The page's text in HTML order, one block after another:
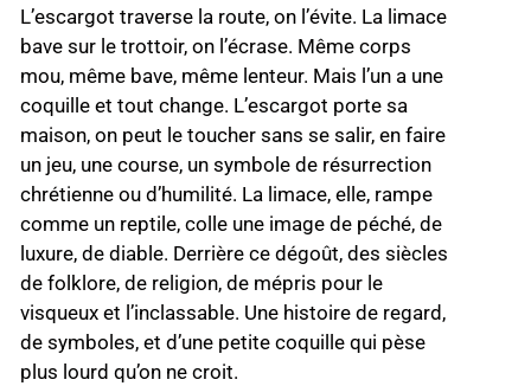
L’escargot traverse la route, on l’évite. La limace
bave sur le trottoir, on l’écrase. Même corps
mou, même bave, même lenteur. Mais l’un a une
coquille et tout change. L’escargot porte sa
maison, on peut le toucher sans se salir, en faire
un jeu, une course, un symbole de résurrection
chrétienne ou d’humilité. La limace, elle, rampe
comme un reptile, colle une image de péché, de
luxure, de diable. Derrière ce dégoût, des siècles
de folklore, de religion, de mépris pour le
visqueux et l’inclassable. Une histoire de regard,
de symboles, et d’une petite coquille qui pèse
plus lourd qu’on ne croit.